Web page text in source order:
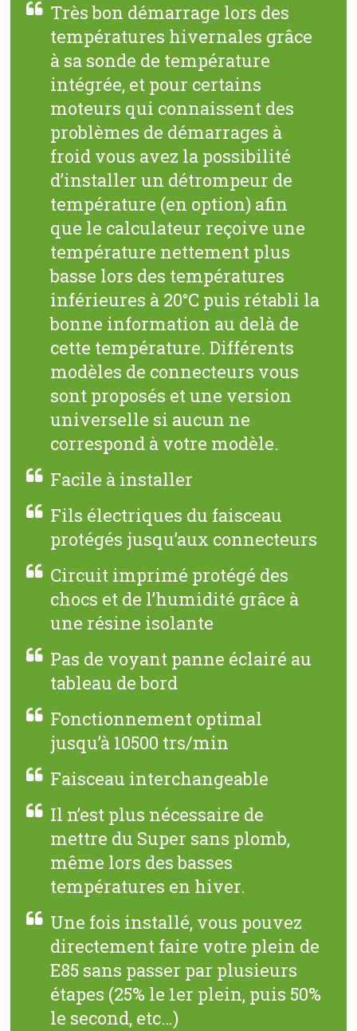
Très bon démarrage lors des
températures hivernales grâce
à sa sonde de température
intégrée, et pour certains
moteurs qui connaissent des
problèmes de démarrages à
froid vous avez la possibilité
d’installer un détrompeur de
température (en option) afin
que le calculateur reçoive une
température nettement plus
basse lors des températures
inférieures à 20°C puis rétabli la
bonne information au delà de
cette température. Différents
modèles de connecteurs vous
sont proposés et une version
universelle si aucun ne
correspond à votre modèle.
Facile à installer
Fils électriques du faisceau
protégés jusqu’aux connecteurs
Circuit imprimé protégé des
chocs et de l’humidité grâce à
une résine isolante
Pas de voyant panne éclairé au
tableau de bord
Fonctionnement optimal
jusqu’à 10500 trs/min
Faisceau interchangeable
Il n’est plus nécessaire de
mettre du Super sans plomb,
même lors des basses
températures en hiver.
Une fois installé, vous pouvez
directement faire votre plein de
E85 sans passer par plusieurs
étapes (25% le 1er plein, puis 50%
le second, etc…)